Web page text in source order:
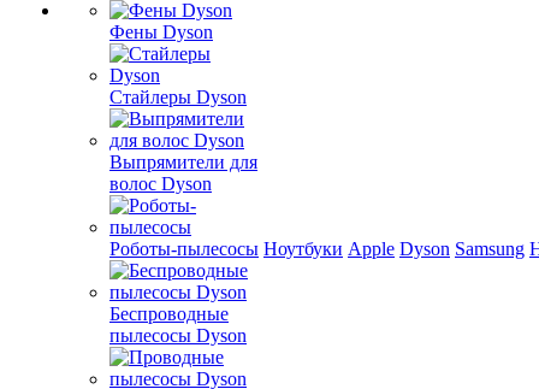
Фены Dyson
Стайлеры Dyson
Выпрямители для
волос Dyson
Роботы-пылесосы
Беспроводные
пылесосы Dyson
Ноутбуки Apple Dyson Samsung